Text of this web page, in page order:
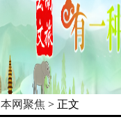
本网聚焦 > 正文